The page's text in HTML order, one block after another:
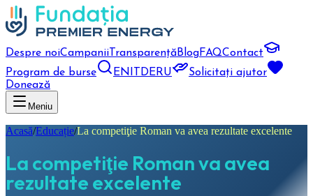
Despre noiCampanii TransparențăBlogFAQContact
Program de burse
EN DERU
Solicitați ajutor
Donează
Meniu
Acasă/Educație/La competiţie Roman va avea rezultate excelente
La competiţie Roman va avea
rezultate excelente